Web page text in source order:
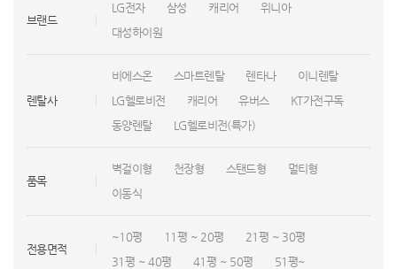
브랜드
LG전자 삼성 캐리어
위니아
대성하이원
렌탈사
비에스온 스마트렌탈 렌타나
이니렌탈
LG헬로비전
캐리어 유버스
KT가전구독
동양렌탈
LG헬로비전(특가)
품목
벽걸이형 천장형 스탠드형
멀티형
이동식
전용면적
~10평 11평 ~ 20평
21평 ~ 30평
31평 ~ 40평
41평 ~ 50평 51평~